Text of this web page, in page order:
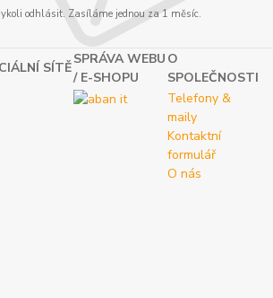
odhlásit. Zasíláme jednou za 1 měsíc.
SÍTĚ
SPRÁVA WEBU
/ E-SHOPU
O
SPOLEČNOSTI
Telefony &
maily
Kontaktní
formulář
O nás